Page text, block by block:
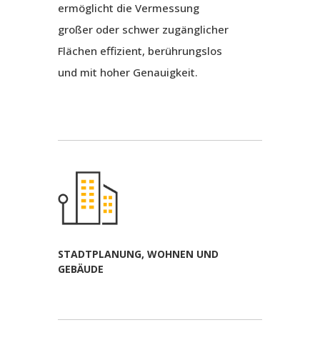
ermöglicht die Vermessung
großer oder schwer zugänglicher
Flächen effizient, berührungslos
und mit hoher Genauigkeit.
STADTPLANUNG, WOHNEN UND
GEBÄUDE